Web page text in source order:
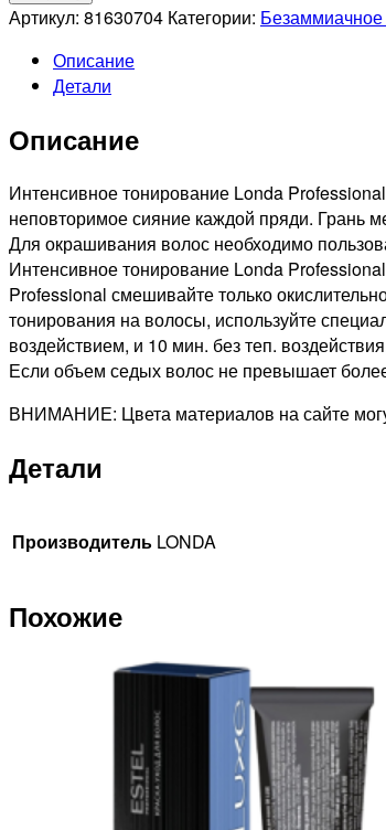
товара
PROFESSIONAL
4/71
ИНТЕНСИВНОЕ
ШАТЕН
КОРИЧНЕВЫЙ
ПЕПЕЛЬНЫЙ,
60мл
Артикул: 81630704 Категории:
Описание
Детали
Описание
Интенсивное тонирование Londa
неповторимое сияние каждой пряди. Грань
Для окрашивания волос необходимо
Интенсивное тонирование Londa
Professional смешивайте только
тонирования на волосы, используйте
воздействием, и 10 мин. без теп.
Если объем седых волос не превышает
ВНИМАНИЕ: Цвета материалов на сайте
Детали
Производитель LONDA
Похожие